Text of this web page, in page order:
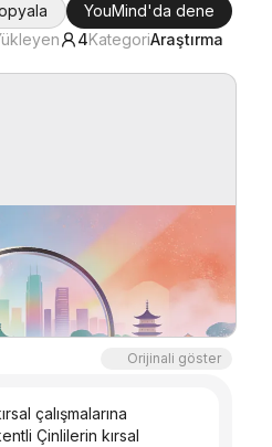
YouMind'da dene
4KategoriAraştırma
Orijinali göster
çalışmalarına
Çinlilerin kırsal